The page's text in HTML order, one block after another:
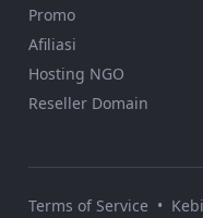
Promo
Afiliasi
Hosting NGO
Reseller Domain
Terms of Service •